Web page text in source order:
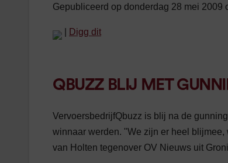
Gepubliceerd op donderdag 28 mei 2009
Digg dit
QBUZZ BLIJ MET
VervoersbedrijfQbuzz is blij na de
winnaar werden. "We zijn er heel
van Holten tegenover OV Nieuws uit